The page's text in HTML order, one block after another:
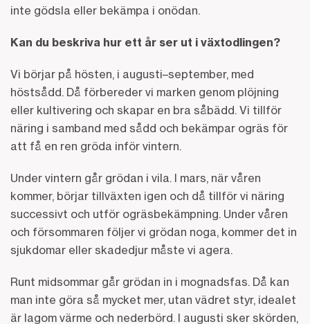
inte gödsla eller bekämpa i onödan.
Kan du beskriva hur ett år ser ut i växtodlingen?
Vi börjar på hösten, i augusti–september, med
höstsådd. Då förbereder vi marken genom plöjning
eller kultivering och skapar en bra såbädd. Vi tillför
näring i samband med sådd och bekämpar ogräs för
att få en ren gröda inför vintern.
Under vintern går grödan i vila. I mars, när våren
kommer, börjar tillväxten igen och då tillför vi näring
successivt och utför ogräsbekämpning. Under våren
och försommaren följer vi grödan noga, kommer det in
sjukdomar eller skadedjur måste vi agera.
Runt midsommar går grödan in i mognadsfas. Då kan
man inte göra så mycket mer, utan vädret styr, idealet
är lagom värme och nederbörd. I augusti sker skörden,